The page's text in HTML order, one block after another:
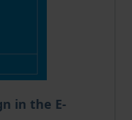
in the E-
chosen on the